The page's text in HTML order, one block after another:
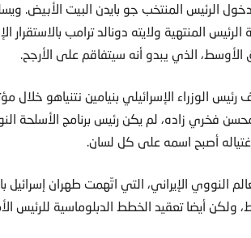
الرئيس المنتخب جو بايدن البيت الأبيض.
المنتهية ولايته دونالد ترامب
الأوسط، الذي يبدو أنه سيتفاقم على الأرجح.
فخري زاده، لم يكن رئيس برنامج الأسلحة
أصبح اسمه على كل لسان.
النووي الإيراني، التي اتّهمت طهران
ولكن أيضا تعقيد الخطط الدبلوماسية للرئيس